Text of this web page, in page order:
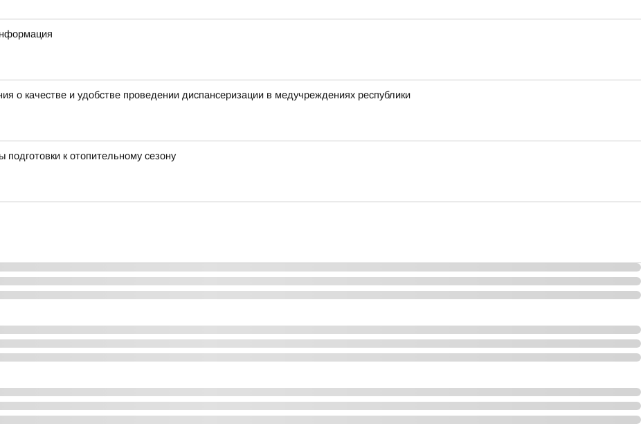
о качестве и удобстве проведении диспансеризации в медучреждениях республики
к отопительному сезону